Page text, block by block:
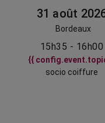
31 août
Bordeaux
15h35 - 16h00
{{
socio coiffure